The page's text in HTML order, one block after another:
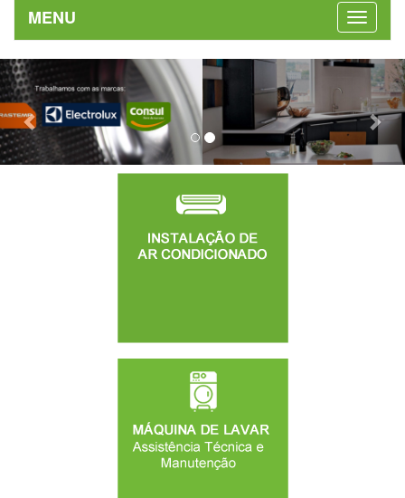
MENU
Previous